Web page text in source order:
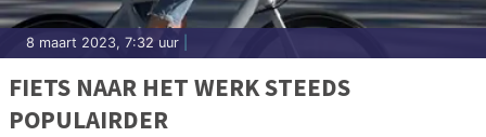
8 maart 2023, 7:32 uur
FIETS NAAR HET WERK STEEDS
POPULAIRDER